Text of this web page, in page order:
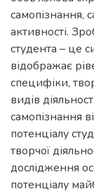
самопізнання,
активності.
студента – це
відображає
специфіки,
видів
самопізнання
потенціалу
творчої
дослідження
потенціалу